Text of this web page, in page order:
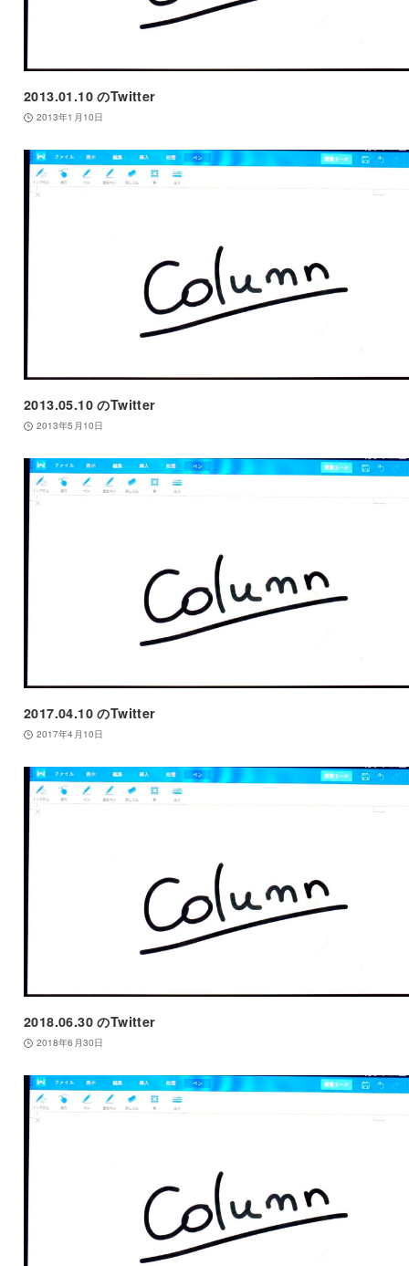
2013.01.10 のTwitter
2013年1月10日
2013.05.10 のTwitter
2013年5月10日
2017.04.10 のTwitter
2017年4月10日
2018.06.30 のTwitter
2018年6月30日